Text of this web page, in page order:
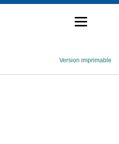
Version imprimable